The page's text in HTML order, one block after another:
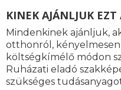
KINEK AJÁNLJUK
Mindenkinek ajánljuk,
otthonról,
költségkímélő módon
Ruházati eladó
szükséges